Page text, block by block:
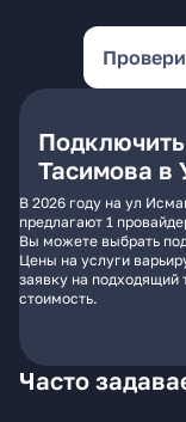
Тасимова в
В 2026 году на ул
предлагают 1
Вы можете выбрать
Цены на услуги
заявку на
стоимость.
Часто